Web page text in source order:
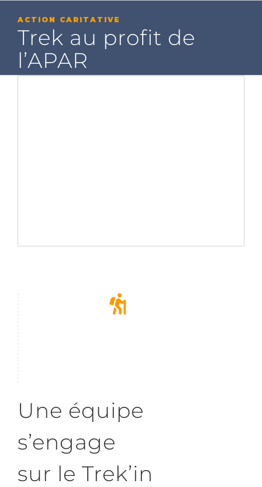
contenu
ACTION CARITATIVE
Trek au profit de
l’APAR
Une équipe
s’engage
sur le Trek’in